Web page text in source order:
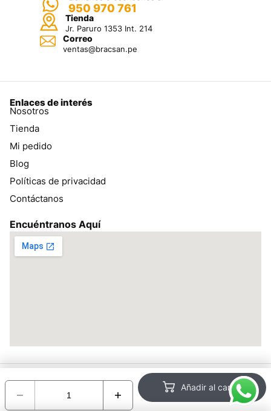
Añadir al carrito
950 970 761
Tienda
Jr. Paruro 1353 Int. 214
Correo
ventas@bracsan.pe
Enlaces de interés
Nosotros
Tienda
Mi pedido
Blog
Políticas de privacidad
Contáctanos
Encuéntranos Aquí
Todos los derechos reservados bracsan.pe ©2026 – Desarrollado
por:
Encotel